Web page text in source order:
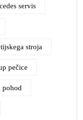
servis
stroja
pečice
pohod